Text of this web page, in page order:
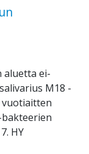
aluetta ei-
M18 -
bakteerien
HY